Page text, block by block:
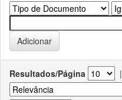
Resultados/Página |